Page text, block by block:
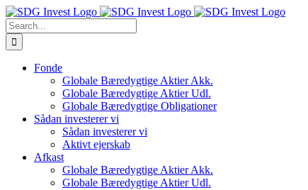
Skip
to
content
Search
for:
Fonde
Globale Bæredygtige Aktier Akk.
Globale Bæredygtige Aktier Udl.
Globale Bæredygtige Obligationer
Sådan investerer vi
Sådan investerer vi
Aktivt ejerskab
Afkast
Globale Bæredygtige Aktier Akk.
Globale Bæredygtige Aktier Udl.